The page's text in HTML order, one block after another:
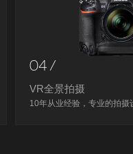
04 /
VR全景拍摄